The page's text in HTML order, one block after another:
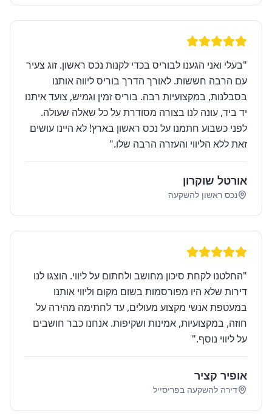
"בעלי ואני הגענו לבוריס בכדי לקנות נכס ראשון. זוג צעיר
עם הרבה חששות. לאורך הדרך בוריס ליווה אותנו
בסבלנות, במקצועיות רבה. בוריס זמין וגמיש, צועד איתנו
יד ביד, עונה לנו בצורה מסודרת על כל שאלה שעולה.
לפני כשבוע חתמנו על נכס ראשון בארץ! לא היינו עושים
זאת ללא הליווי והעזרה הרבה שלו."
אורטל שוקרון
נכס ראשון להשקעה
"החלטנו לקחת סיכון מחושב ולחתום על ליווי. הוצגו לנו
דירות שלא היו מפורסמות בשום מקום וליווי אותנו
במעטפת אנשי מקצוע מעולים, עד לחתימה מהירה על
חוזה, במקצועיות, אמינות ושקיפות. אנחנו כבר חושבים
על ליווי נוסף."
אופיר קציר
דירה להשקעה בפריסייל